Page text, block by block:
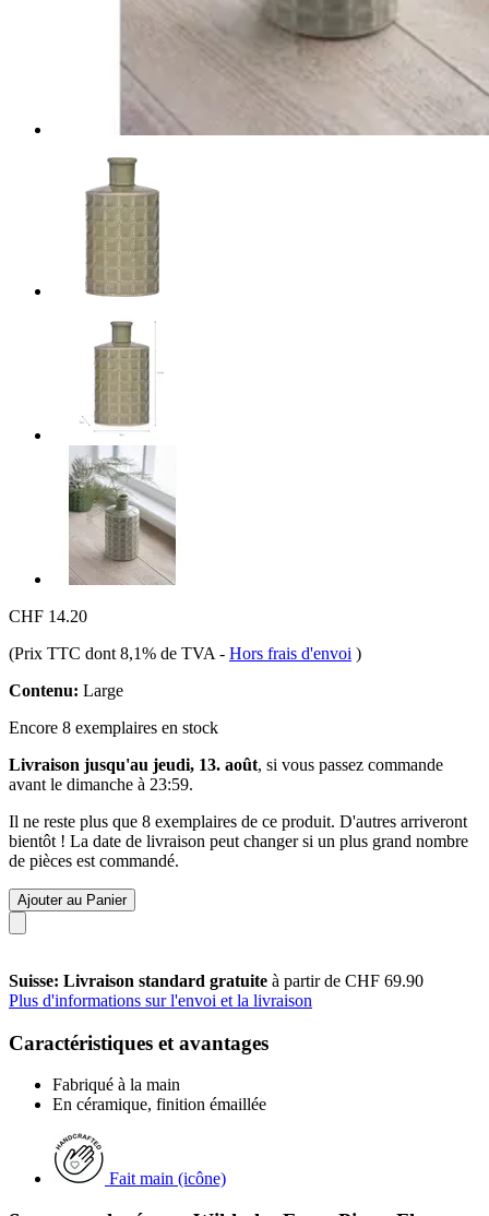
CHF 14.20
(Prix TTC dont 8,1% de TVA - Hors frais d'envoi )
Contenu: Large
Encore 8 exemplaires en stock
Livraison jusqu'au jeudi, 13. août, si vous passez commande
avant le dimanche à 23:59.
Il ne reste plus que 8 exemplaires de ce produit. D'autres arriveront
bientôt ! La date de livraison peut changer si un plus grand nombre
de pièces est commandé.
Ajouter au Panier
Suisse: Livraison standard gratuite à partir de CHF 69.90
Plus d'informations sur l'envoi et la livraison
Caractéristiques et avantages
Fabriqué à la main
En céramique, finition émaillée
Fait main (icône)